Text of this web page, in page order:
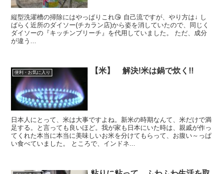
縦型洗濯槽の掃除にはやっぱりこれ😘 自己流ですが、やり方は↓ し
ばらく近所のダイソー(チカラン店)から姿を消していたので、同じく
ダイソーの『キッチンブリーチ』を代用していました。 ただ、成分
が違う...
便利・お気に入り 【米】 解決!米は鍋で炊く!!
日本人にとって、米は大事ですよね。新米の時期なんて、米だけで満
足する。と言っても良いほど。我が家も日本にいた時は、親戚が作っ
てくれた本当に本当に美味しいお米を分けてもらって、お腹い～っぱ
い食べていました。 ところで、インドネ...